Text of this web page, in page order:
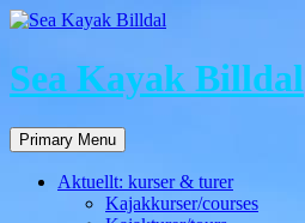
Sea Kayak Billdal
Search
Primary Menu Skip
to
content
Aktuellt: kurser & turer
Kajakkurser/courses